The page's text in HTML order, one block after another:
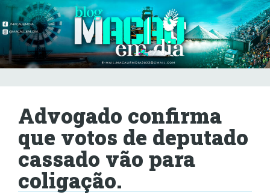
Advogado confirma
que votos de deputado
cassado vão para
coligação.